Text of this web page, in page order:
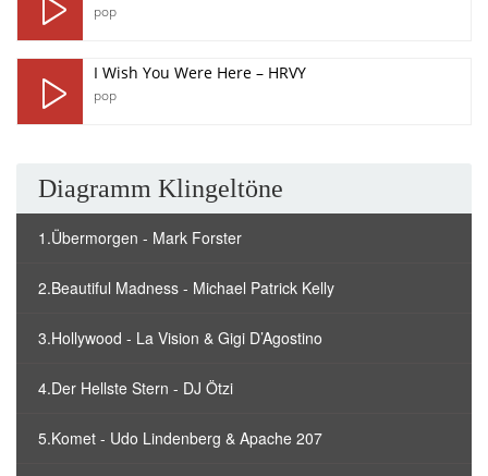
pop
I Wish You Were Here – HRVY
pop
Diagramm Klingeltöne
1.Übermorgen - Mark Forster
2.Beautiful Madness - Michael Patrick Kelly
3.Hollywood - La Vision & Gigi D’Agostino
4.Der Hellste Stern - DJ Ötzi
5.Komet - Udo Lindenberg & Apache 207